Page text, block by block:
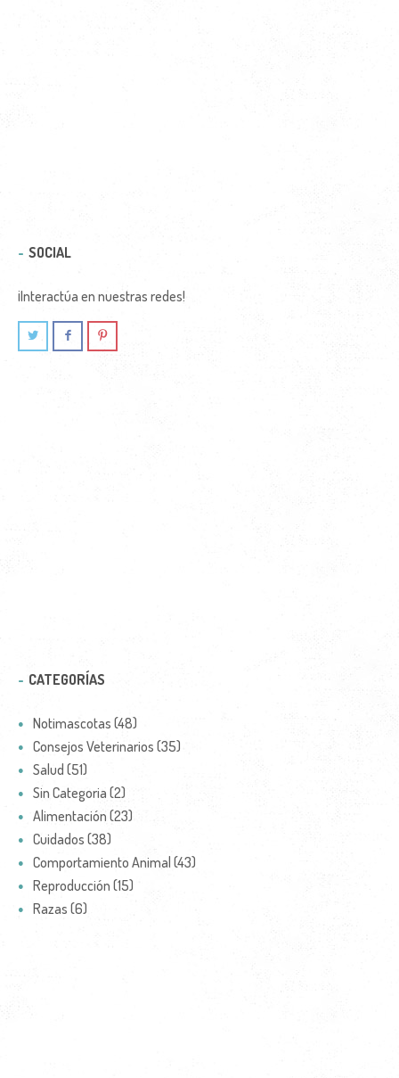
SOCIAL
¡Interactúa en nuestras redes!
CATEGORÍAS
Notimascotas (48)
Consejos Veterinarios (35)
Salud (51)
Sin Categoria (2)
Alimentación (23)
Cuidados (38)
Comportamiento Animal (43)
Reproducción (15)
Razas (6)